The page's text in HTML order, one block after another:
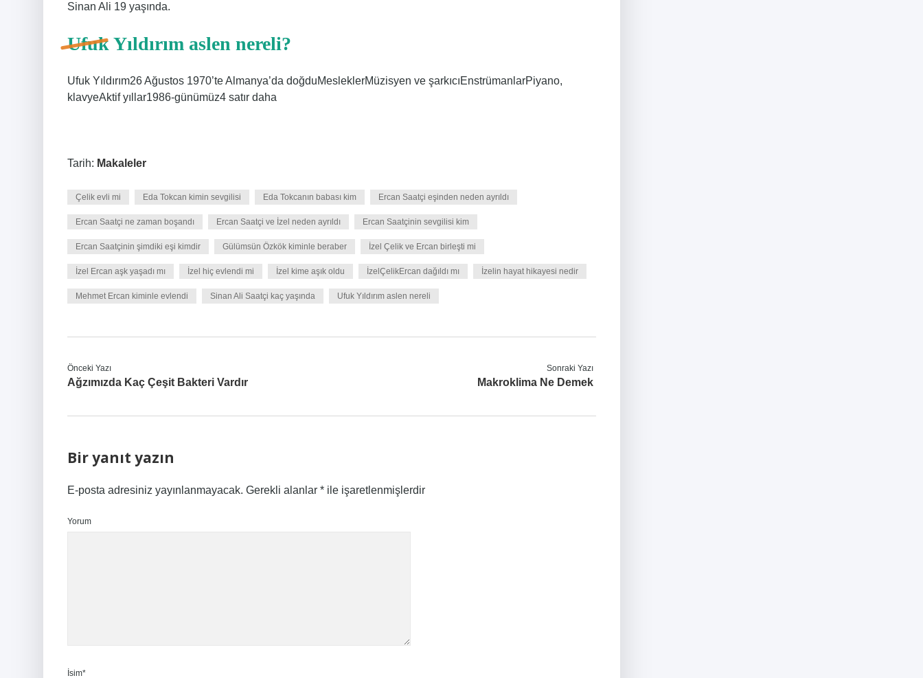
Sinan Ali 19 yaşında.
Ufuk Yıldırım aslen nereli?
Ufuk Yıldırım26 Ağustos 1970’te Almanya’da doğduMesleklerMüzisyen ve şarkıcıEnstrümanlarPiyano,
klavyeAktif yıllar1986-günümüz4 satır daha
Tarih: Makaleler
Çelik evli mi Eda Tokcan kimin sevgilisi Eda Tokcanın babası kim Ercan Saatçi eşinden neden ayrıldı
Ercan Saatçi ne zaman boşandı Ercan Saatçi ve İzel neden ayrıldı Ercan Saatçinin sevgilisi kim
Ercan Saatçinin şimdiki eşi kimdir Gülümsün Özkök kiminle beraber İzel Çelik ve Ercan birleşti mi
İzel Ercan aşk yaşadı mı İzel hiç evlendi mi İzel kime aşık oldu İzelÇelikErcan dağıldı mı İzelin hayat hikayesi nedir
Mehmet Ercan kiminle evlendi Sinan Ali Saatçi kaç yaşında Ufuk Yıldırım aslen nereli
Önceki Yazı
Ağzımızda Kaç Çeşit Bakteri Vardır
Sonraki Yazı
Makroklima Ne Demek
Bir yanıt yazın
E-posta adresiniz yayınlanmayacak. Gerekli alanlar * ile işaretlenmişlerdir
Yorum
İsim*